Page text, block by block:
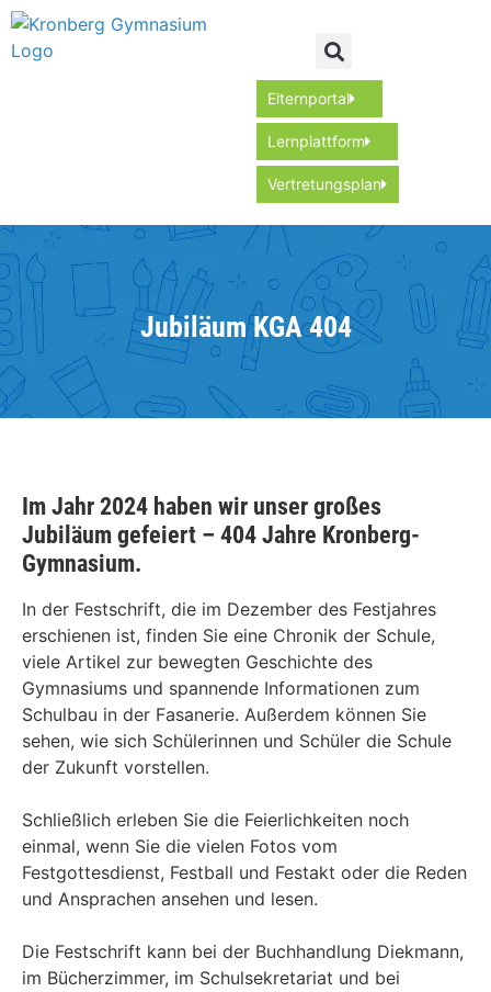
Elternportal
Lernplattform
Vertretungsplan
Jubiläum KGA 404
Im Jahr 2024 haben wir unser großes
Jubiläum gefeiert – 404 Jahre Kronberg-
Gymnasium.
In der Festschrift, die im Dezember des Festjahres
erschienen ist, finden Sie eine Chronik der Schule,
viele Artikel zur bewegten Geschichte des
Gymnasiums und spannende Informationen zum
Schulbau in der Fasanerie. Außerdem können Sie
sehen, wie sich Schülerinnen und Schüler die Schule
der Zukunft vorstellen.
Schließlich erleben Sie die Feierlichkeiten noch
einmal, wenn Sie die vielen Fotos vom
Festgottesdienst, Festball und Festakt oder die Reden
und Ansprachen ansehen und lesen.
Die Festschrift kann bei der Buchhandlung Diekmann,
im Bücherzimmer, im Schulsekretariat und bei